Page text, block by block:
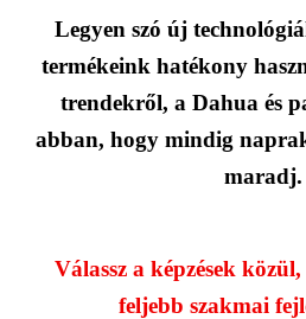
Legyen szó új
termékeink hatékony
trendekről, a Dahua és
abban, hogy mindig
maradj.
Válassz a képzések
feljebb szakmai